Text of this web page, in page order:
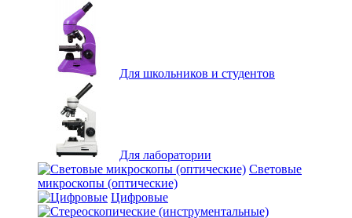
Для школьников и студентов
Для лаборатории
Световые
микроскопы (оптические)
Цифровые